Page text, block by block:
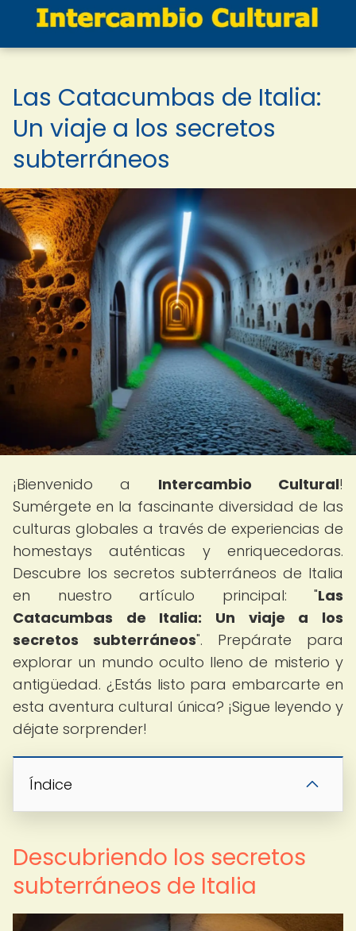
Las Catacumbas de Italia:
Un viaje a los secretos
subterráneos
¡Bienvenido a Intercambio Cultural!
Sumérgete en la fascinante diversidad de las
culturas globales a través de experiencias de
homestays auténticas y enriquecedoras.
Descubre los secretos subterráneos de Italia
en nuestro artículo principal: "Las
Catacumbas de Italia: Un viaje a los
secretos subterráneos". Prepárate para
explorar un mundo oculto lleno de misterio y
antigüedad. ¿Estás listo para embarcarte en
esta aventura cultural única? ¡Sigue leyendo y
déjate sorprender!
Índice
Descubriendo los secretos
subterráneos de Italia